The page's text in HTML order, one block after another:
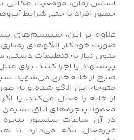
اساس زمان، موقعیت مکانی
حضور افراد یا حتی شرایط
علاوه بر این، سیستم‌های
صورت خودکار الگوهای رفتاری
بدون نیاز به تنظیمات دستی،
صبح از خانه خارج می‌شوید،
متوجه این الگو شده و به‌
از خانه را فعال می‌کند. یا
معمولا پنجره‌های اتاق
در آن ساعات سنسور
غیرفعال نگه می‌دارد تا